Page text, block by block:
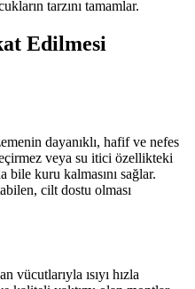
tarzını tamamlar.
Edilmesi
dayanıklı, hafif ve nefes
veya su itici özellikteki
bile kuru kalmasını sağlar.
cilt dostu olması
vücutlarıyla ısıyı hızla